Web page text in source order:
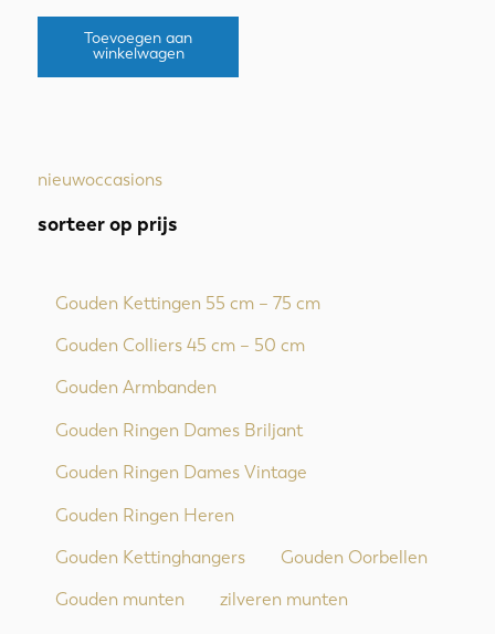
nieuwoccasions
sorteer op prijs
Gouden Kettingen 55 cm – 75 cm
Gouden Colliers 45 cm – 50 cm
Gouden Armbanden
Gouden Ringen Dames Briljant
Gouden Ringen Dames Vintage
Gouden Ringen Heren
Gouden Kettinghangers Gouden Oorbellen
Gouden munten zilveren munten
Toevoegen aan
winkelwagen